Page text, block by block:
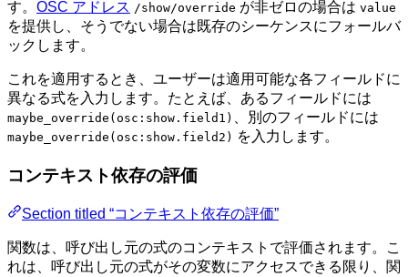
す。 OSC アドレス /show/override が非ゼロの場合は value
を提供し、そうでない場合は既存のシーケンスにフォールバ
ックします。
これを適用するとき、ユーザーは適用可能な各フィールドに
異なる式を入力します。たとえば、あるフィールドには
maybe_override(osc:show.field1) 、別のフィールドには
maybe_override(osc:show.field2) を入力します。
コンテキスト依存の評価
Section titled “コンテキスト依存の評価”
関数は、呼び出し元の式のコンテキストで評価されます。こ
れは、呼び出し元の式がその変数にアクセスできる限り、関